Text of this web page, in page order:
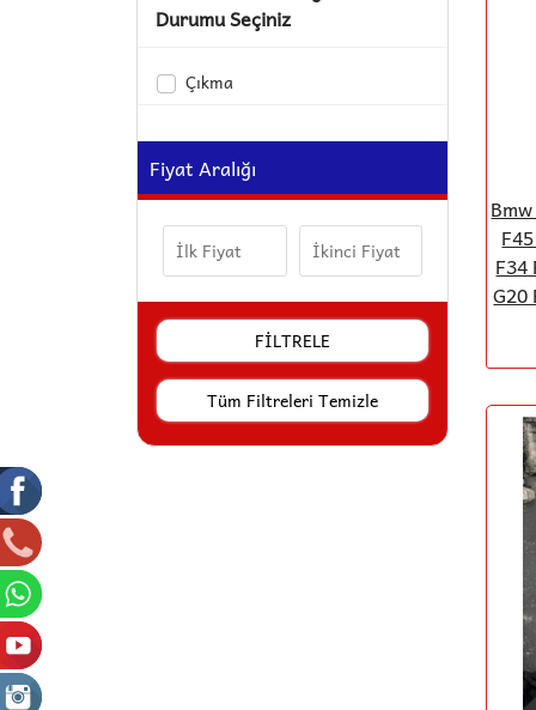
MAHLE
BSG
HENGST
BLUE PRINT
Çıkma Parça
BTAP
Radisen
BALO
Durumu Seçiniz
Çıkma
Fiyat Aralığı
Tüm Filtreleri Temizle
F34
G20